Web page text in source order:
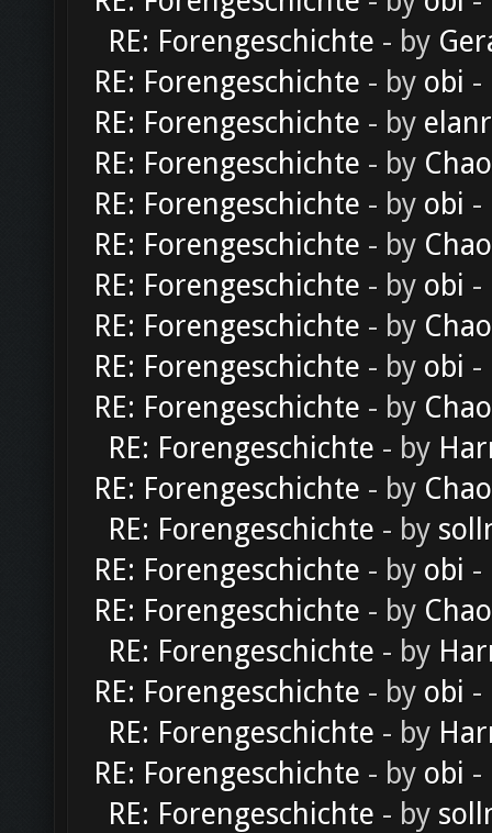
RE: Forengeschichte - by
RE: Forengeschichte - by obi -
RE: Forengeschichte - by
RE: Forengeschichte - by
RE: Forengeschichte - by obi -
RE: Forengeschichte - by
RE: Forengeschichte - by obi -
RE: Forengeschichte - by
RE: Forengeschichte - by obi -
RE: Forengeschichte - by
RE: Forengeschichte - by
RE: Forengeschichte - by
RE: Forengeschichte - by
RE: Forengeschichte - by obi -
RE: Forengeschichte - by
RE: Forengeschichte - by
RE: Forengeschichte - by obi -
RE: Forengeschichte - by
RE: Forengeschichte - by obi -
RE: Forengeschichte - by